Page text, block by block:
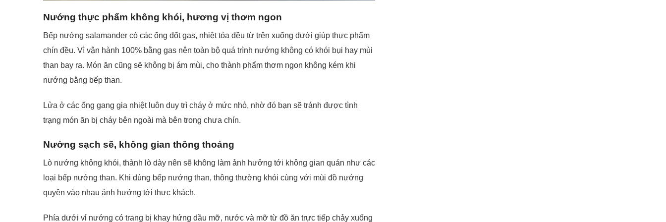
Nướng thực phẩm không khói, hương vị thơm ngon
Bếp nướng salamander có các ống đốt gas, nhiệt tỏa đều từ trên xuống dưới giúp thực phẩm
chín đều. Vì vận hành 100% bằng gas nên toàn bộ quá trình nướng không có khói bụi hay mùi
than bay ra. Món ăn cũng sẽ không bị ám mùi, cho thành phẩm thơm ngon không kém khi
nướng bằng bếp than.
Lửa ở các ống gang gia nhiệt luôn duy trì cháy ở mức nhỏ, nhờ đó bạn sẽ tránh được tình
trạng món ăn bị cháy bên ngoài mà bên trong chưa chín.
Nướng sạch sẽ, không gian thông thoáng
Lò nướng không khói, thành lò dày nên sẽ không làm ảnh hưởng tới không gian quán như các
loại bếp nướng than. Khi dùng bếp nướng than, thông thường khói cùng với mùi đồ nướng
quyện vào nhau ảnh hưởng tới thực khách.
Phía dưới vỉ nướng có trang bị khay hứng dầu mỡ, nước và mỡ từ đồ ăn trực tiếp chảy xuống